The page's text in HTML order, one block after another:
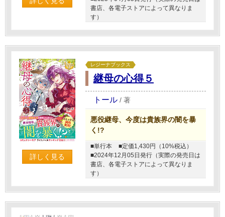
書店、各電子ストアによって異なりま
す）
詳しく見る
レジーナブックス
継母の心得５
トール / 著
悪役継母、今度は貴族界の闇を暴
く!?
■単行本
■定価1,430円（10%税込）
■2024年12月05日発行（実際の発売日は
書店、各電子ストアによって異なりま
す）